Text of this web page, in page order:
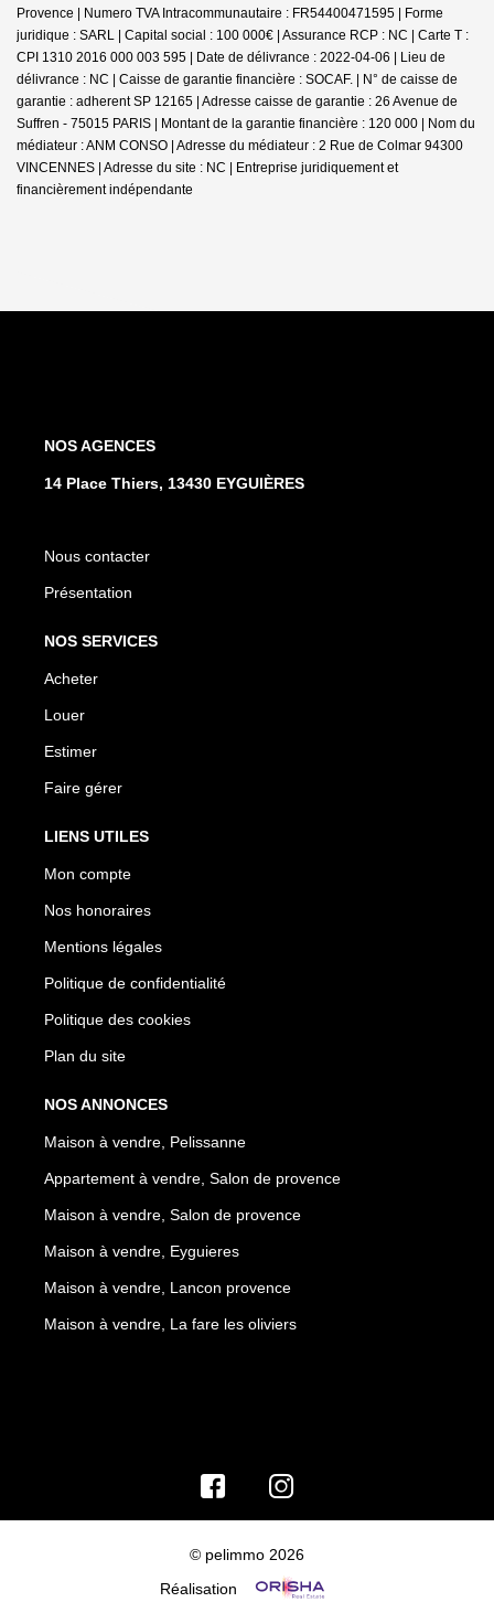
Provence | Numero TVA Intracommunautaire : FR54400471595 | Forme
juridique : SARL | Capital social : 100 000€ | Assurance RCP : NC | Carte T :
CPI 1310 2016 000 003 595 | Date de délivrance : 2022-04-06 | Lieu de
délivrance : NC | Caisse de garantie financière : SOCAF. | N° de caisse de
garantie : adherent SP 12165 | Adresse caisse de garantie : 26 Avenue de
Suffren - 75015 PARIS | Montant de la garantie financière : 120 000 | Nom du
médiateur : ANM CONSO | Adresse du médiateur : 2 Rue de Colmar 94300
VINCENNES | Adresse du site : NC | Entreprise juridiquement et
financièrement indépendante
NOS AGENCES
14 Place Thiers, 13430 EYGUIÈRES
Nous contacter
Présentation
NOS SERVICES
Acheter
Louer
Estimer
Faire gérer
LIENS UTILES
Mon compte
Nos honoraires
Mentions légales
Politique de confidentialité
Politique des cookies
Plan du site
NOS ANNONCES
Maison à vendre, Pelissanne
Appartement à vendre, Salon de provence
Maison à vendre, Salon de provence
Maison à vendre, Eyguieres
Maison à vendre, Lancon provence
Maison à vendre, La fare les oliviers
© pelimmo 2026
Réalisation